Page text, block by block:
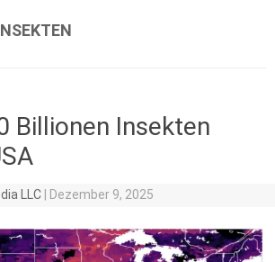
Billionen Insekten
LLC Dezember 9, 2025